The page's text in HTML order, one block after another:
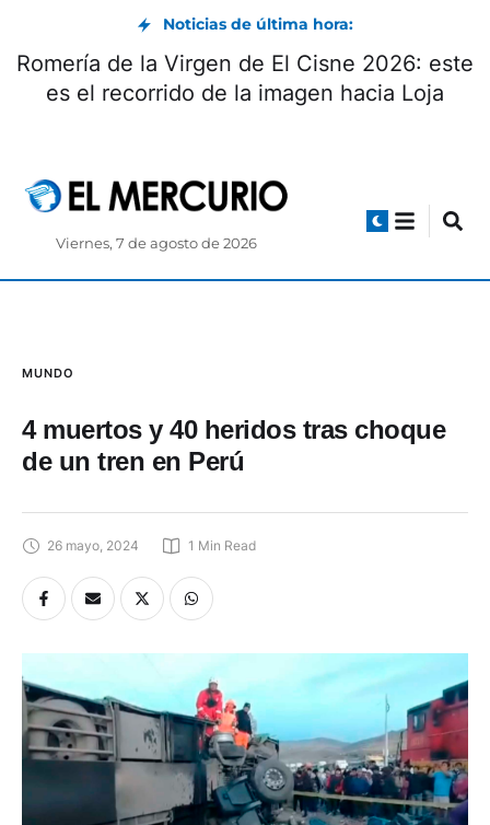
Noticias de última hora:
Romería de la Virgen de El Cisne 2026: este
es el recorrido de la imagen hacia Loja
Viernes, 7 de agosto de 2026
MUNDO
4 muertos y 40 heridos tras choque
de un tren en Perú
26 mayo, 2024 1 Min Read